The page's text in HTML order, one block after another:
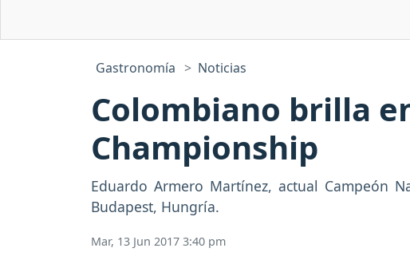
Gastronomía Noticias
Colombiano brilla
Championship
Eduardo Armero Martínez, actual Campeón
Budapest, Hungría.
Mar, 13 Jun 2017 3:40 pm